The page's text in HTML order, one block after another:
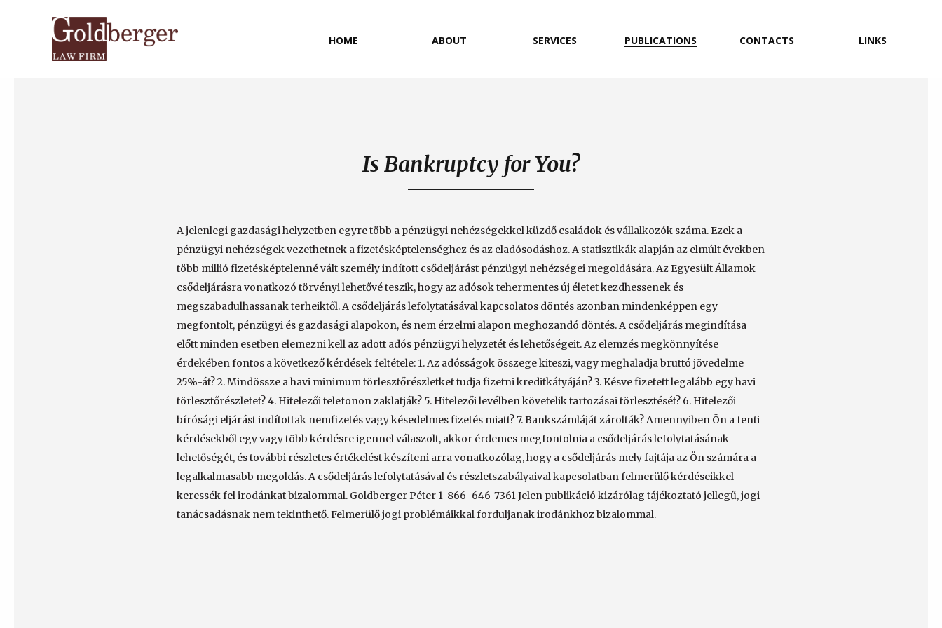
HOME ABOUT SERVICES PUBLICATIONS CONTACTS LINKS
Is Bankruptcy for You?
A jelenlegi gazdasági helyzetben egyre több a pénzügyi nehézségekkel küzdő családok és vállalkozók száma. Ezek a
pénzügyi nehézségek vezethetnek a fizetésképtelenséghez és az eladósodáshoz. A statisztikák alapján az elmúlt években
több millió fizetésképtelenné vált személy indított csődeljárást pénzügyi nehézségei megoldására. Az Egyesült Államok
csődeljárásra vonatkozó törvényi lehetővé teszik, hogy az adósok tehermentes új életet kezdhessenek és
megszabadulhassanak terheiktől. A csődeljárás lefolytatásával kapcsolatos döntés azonban mindenképpen egy
megfontolt, pénzügyi és gazdasági alapokon, és nem érzelmi alapon meghozandó döntés. A csődeljárás megindítása
előtt minden esetben elemezni kell az adott adós pénzügyi helyzetét és lehetőségeit. Az elemzés megkönnyítése
érdekében fontos a következő kérdések feltétele: 1. Az adósságok összege kiteszi, vagy meghaladja bruttó jövedelme
25%-át? 2. Mindössze a havi minimum törlesztőrészletket tudja fizetni kreditkátyáján? 3. Késve fizetett legalább egy havi
törlesztőrészletet? 4. Hitelezői telefonon zaklatják? 5. Hitelezői levélben követelik tartozásai törlesztését? 6. Hitelezői
bírósági eljárást indítottak nemfizetés vagy késedelmes fizetés miatt? 7. Bankszámláját zárolták? Amennyiben Ön a fenti
kérdésekből egy vagy több kérdésre igennel válaszolt, akkor érdemes megfontolnia a csődeljárás lefolytatásának
lehetőségét, és további részletes értékelést készíteni arra vonatkozólag, hogy a csődeljárás mely fajtája az Ön számára a
legalkalmasabb megoldás. A csődeljárás lefolytatásával és részletszabályaival kapcsolatban felmerülő kérdéseikkel
keressék fel irodánkat bizalommal. Goldberger Péter 1-866-646-7361 Jelen publikáció kizárólag tájékoztató jellegű, jogi
tanácsadásnak nem tekinthető. Felmerülő jogi problémáikkal forduljanak irodánkhoz bizalommal.